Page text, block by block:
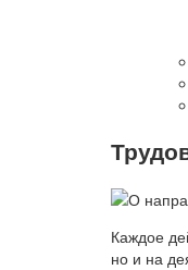
Каждое
но и на